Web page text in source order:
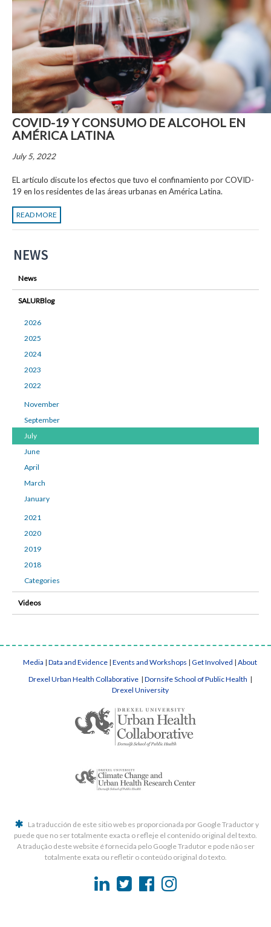
COVID-19 Y CONSUMO DE ALCOHOL EN
AMÉRICA LATINA
July 5, 2022
EL artículo discute los efectos que tuvo el confinamiento por COVID-
19 en los residentes de las áreas urbanas en América Latina.
READ MORE
NEWS
News
SALURBlog
2026
2025
2024
2023
2022
November
September
July
June
April
March
January
2021
2020
2019
2018
Categories
Videos
Media | Data and Evidence | Events and Workshops | Get Involved | About
Drexel Urban Health Collaborative | Dornsife School of Public Health |
Drexel University
La traducción de este sitio web es proporcionada por Google Traductor y
puede que no ser totalmente exacta o refleje el contenido original del texto.
A tradução deste website é fornecida pelo Google Tradutor e pode não ser
totalmente exata ou refletir o conteúdo original do texto.